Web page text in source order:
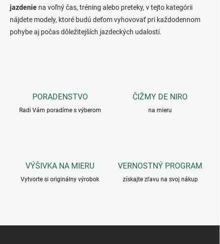
jazdenie na voľný čas, tréning alebo preteky, v tejto kategórii
nájdete modely, ktoré budú deťom vyhovovať pri každodennom
pohybe aj počas dôležitejších jazdeckých udalostí.
PORADENSTVO
Radi Vám poradíme s výberom
ČIŽMY DE NIRO
na mieru
VÝŠIVKA NA MIERU
Vytvorte si originálny výrobok
VERNOSTNÝ PROGRAM
získajte zľavu na svoj nákup